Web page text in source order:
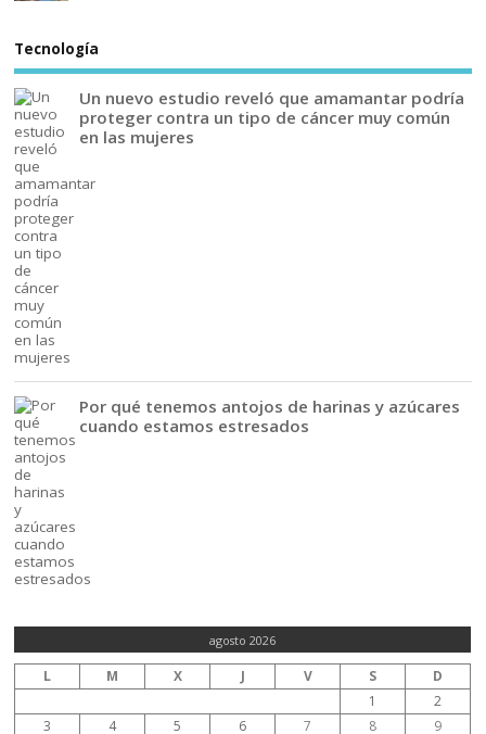
Tecnología
Un nuevo estudio reveló que amamantar podría
proteger contra un tipo de cáncer muy común
en las mujeres
Por qué tenemos antojos de harinas y azúcares
cuando estamos estresados
agosto 2026
L M X J V S
D
1
2
3
4 5 6 7 8 9